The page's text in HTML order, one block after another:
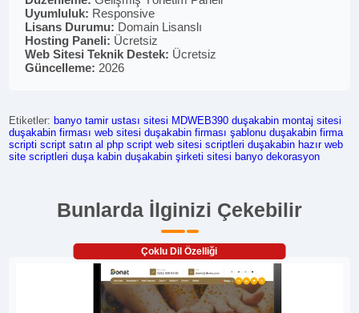
Uyumluluk: Responsive
Lisans Durumu: Domain Lisanslı
Hosting Paneli: Ücretsiz
Web Sitesi Teknik Destek: Ücretsiz
Güncelleme: 2026
Etiketler: banyo tamir ustası sitesi MDWEB390 duşakabin montaj sitesi
duşakabin firması web sitesi duşakabin firması şablonu duşakabin firma
scripti script satın al php script web sitesi scriptleri duşakabin hazır web
site scriptleri duşa kabin duşakabin şirketi sitesi banyo dekorasyon
Bunlarda İlginizi Çekebilir
Çoklu Dil Özelliği